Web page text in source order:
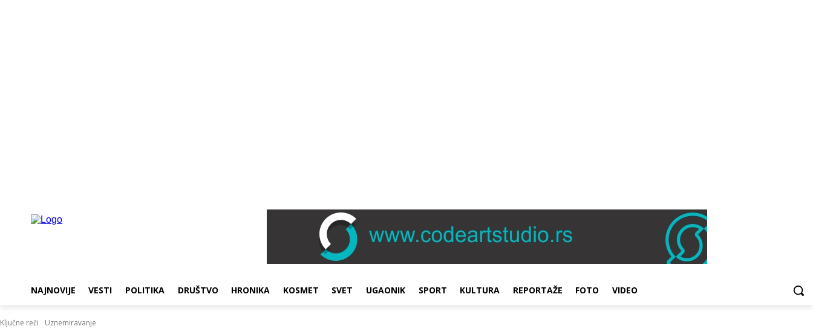
NAJNOVIJE VESTI POLITIKA DRUŠTVO HRONIKA KOSMET SVET UGAONIK SPORT KULTURA REPORTAŽE FOTO VIDEO
Ključne reči Uznemiravanje